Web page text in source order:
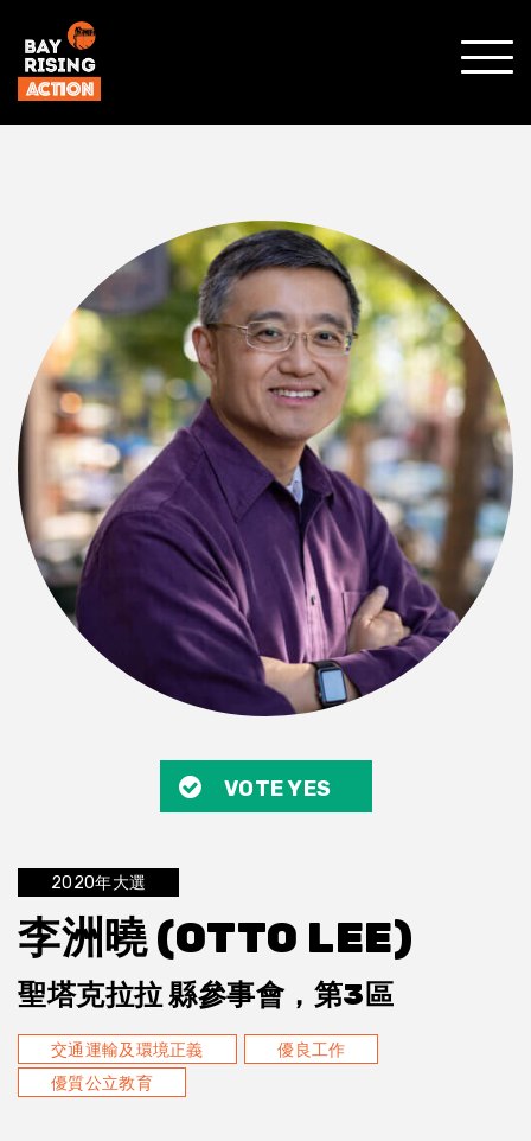
MENU
VOTE YES
2020年大選
李洲曉 (OTTO LEE)
聖塔克拉拉 縣參事會，第3區
交通運輸及環境正義
優良工作
優質公立教育